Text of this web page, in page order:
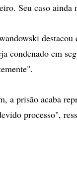
Seu caso
condenado em
a prisão acaba
processo",